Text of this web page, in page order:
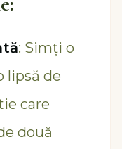
: Simți o
lipsă de
care
două